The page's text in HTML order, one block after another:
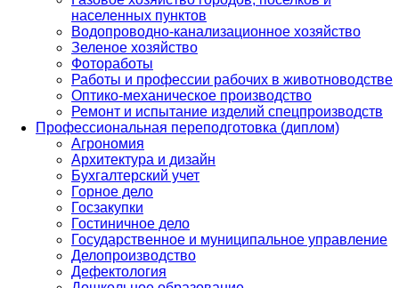
населенных пунктов
Водопроводно-канализационное хозяйство
Зеленое хозяйство
Фотоработы
Работы и профессии рабочих в животноводстве
Оптико-механическое производство
Ремонт и испытание изделий спецпроизводств
Профессиональная переподготовка (диплом)
Агрономия
Архитектура и дизайн
Бухгалтерский учет
Горное дело
Госзакупки
Гостиничное дело
Государственное и муниципальное управление
Делопроизводство
Дефектология